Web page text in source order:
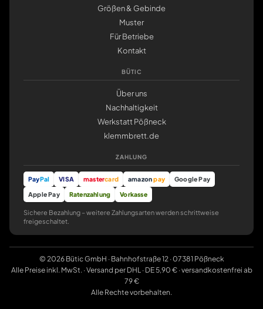
Größen & Gebinde
Muster
Für Betriebe
Kontakt
BÜTIC
Über uns
Nachhaltigkeit
Werkstatt Pößneck
klemmbrett.de
ZAHLUNG
PayPal VISA mastercard amazonpay
Google Pay
Apple Pay
Ratenzahlung Vorkasse
Sichere Bezahlung – weitere Zahlungsarten werden schrittweise
freigeschaltet.
© 2026 Bütic GmbH · Bahnhofstraße 12 · 07381 Pößneck
Alle Preise inkl. MwSt. · Versand per DHL · DE 5,90 € · versandkostenfrei ab
79 €
Alle Rechte vorbehalten.